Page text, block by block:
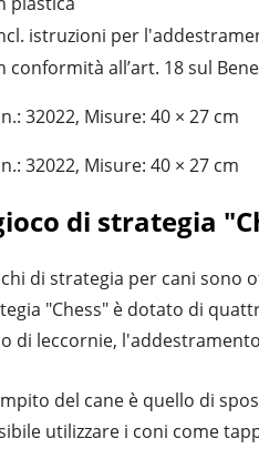
istruzioni per
conformità all’art. 18 sul
32022, Misure: 40 × 27 cm
32022, Misure: 40 × 27 cm
di strategia
di strategia per cani sono
"Chess" è dotato di
di leccornie,
del cane è quello di
utilizzare i coni come